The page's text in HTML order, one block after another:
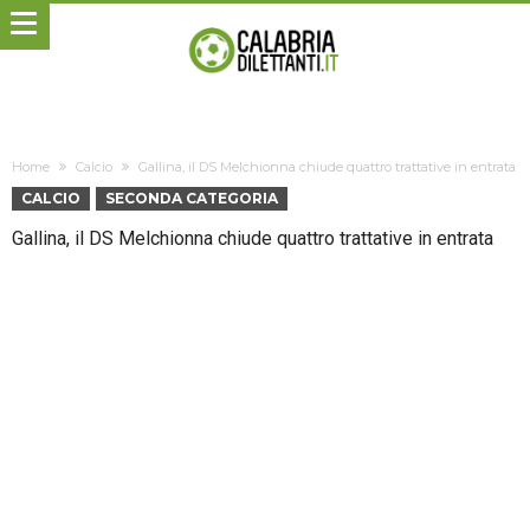
Home Calcio Gallina, il DS Melchionna chiude quattro trattative in entrata
CALCIO SECONDA CATEGORIA
Gallina, il DS Melchionna chiude quattro trattative in entrata